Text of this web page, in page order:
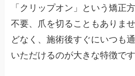
「クリップオン」という矯正
不要、爪を切ることもありま
どなく、施術後すぐにいつも
いただけるのが大きな特徴です